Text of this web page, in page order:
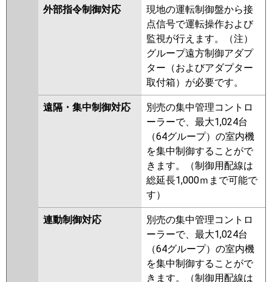
外部指令制御対応
現地の運転制御盤から接
点信号で運転操作および
監視が行えます。（注）
グループ遠方制御アダプ
ター（およびアダプター
取付箱）が必要です。
遠隔・集中制御対応
別売の集中管理コントロ
ーラーで、最大1,024台
（64グループ）の室内機
を集中制御することがで
きます。（制御用配線は
総延長1,000ｍまで可能で
す）
連動制御対応
別売の集中管理コントロ
ーラーで、最大1,024台
（64グループ）の室内機
を集中制御することがで
きます。（制御用配線は